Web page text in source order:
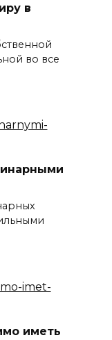
в
во все
иметь